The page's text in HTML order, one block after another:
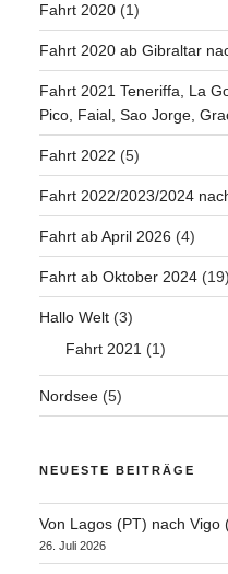
Fahrt 2020(1)
Fahrt 2020 ab Gibraltar
Fahrt 2021 Teneriffa, La
Pico, Faial, Sao Jorge,
Fahrt 2022 (5)
Fahrt 2022/2023/2024
Fahrt ab April 2026 (4)
Fahrt ab Oktober 2024(19)
Hallo Welt(3)
Fahrt 2021(1)
Nordsee(5)
NEUESTE BEITRÄGE
Von Lagos (PT) nach Vigo
26. Juli 2026